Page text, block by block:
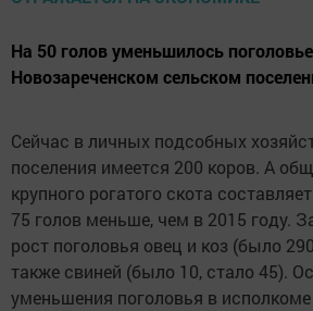
На 50 голов уменьшилось
Новозареченском сельском
Сейчас в личных подсобных
поселения имеется 200 коров. А
крупного рогатого скота
75 голов меньше, чем в 2015 году.
рост поголовья овец и коз (было
также свиней (было 10, стало 45).
уменьшения поголовья в исполкоме